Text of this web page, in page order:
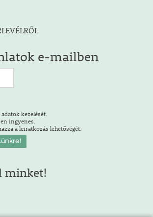
e-mailben
kezelését.
ingyenes.
a leiratkozás lehetőségét.
minket!